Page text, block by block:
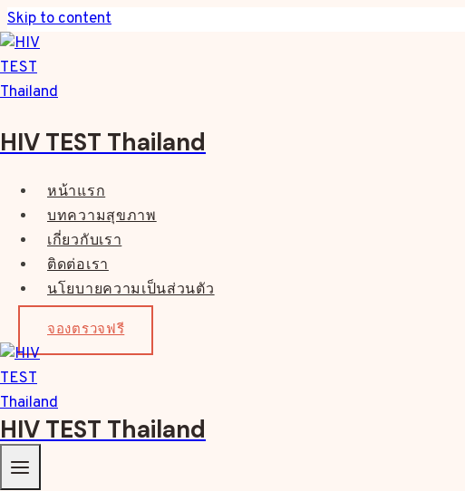
Skip to content
HIV TEST Thailand
หน้าแรก
บทความสุขภาพ
เกี่ยวกับเรา
ติดต่อเรา
นโยบายความเป็นส่วนตัว
จองตรวจฟรี
HIV TEST Thailand